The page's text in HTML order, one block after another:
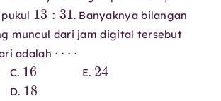
13: 31
. Banyaknya bilangan
muncul dari jam digital tersebut
adalah
⋯ ⋅
16
E.
24
18